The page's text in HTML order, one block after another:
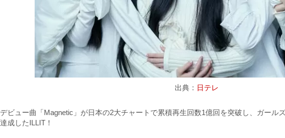
出典： 日テレ
デビュー曲「Magnetic」が日本の2大チャートで累積再生回数1億回を突破し、ガール
達成したILLIT！